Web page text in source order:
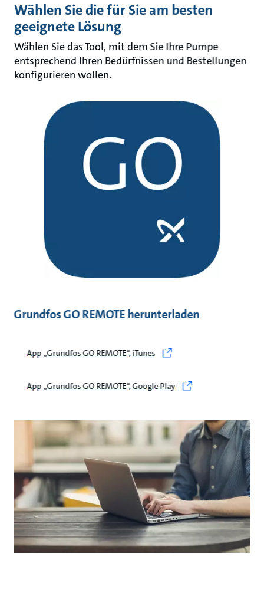
Wählen Sie die für Sie am besten
geeignete Lösung
Wählen Sie das Tool, mit dem Sie Ihre Pumpe
entsprechend Ihren Bedürfnissen und Bestellungen
konfigurieren wollen.
Grundfos GO REMOTE herunterladen
App „Grundfos GO REMOTE“, iTunes
App „Grundfos GO REMOTE“, Google Play